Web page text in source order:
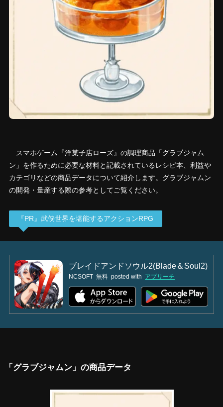
スマホゲーム『洋菓子店ローズ』の調理商品「グラブジャム
ン」を作るために必要な材料と記載されているレシピ本、利益や
カテゴリなどの商品データについて紹介します。グラブジャムン
の開発・量産する際の参考としてご覧ください。
『PR』武侠世界を堪能するアクションRPG
ブレイドアンドソウル2(Blade＆Soul2)
NCSOFT 無料 posted with アプリーチ
「グラブジャムン」の商品データ